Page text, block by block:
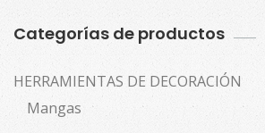
Categorías de productos
HERRAMIENTAS DE DECORACIÓN
Mangas